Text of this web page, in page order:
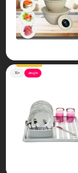
Хіт акція